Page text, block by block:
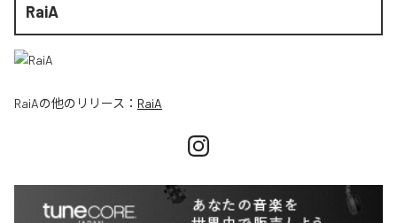
RaiA
RaiAの他のリリース： RaiA